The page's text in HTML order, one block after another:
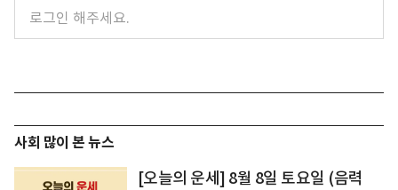
사회 많이 본 뉴스
[오늘의 운세] 8월 8일 토요일 (음력